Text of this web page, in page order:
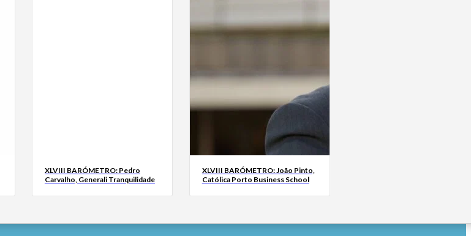
XLVIII BARÓMETRO: Pedro
Carvalho, Generali Tranquilidade
XLVIII BARÓMETRO: João Pinto,
Católica Porto Business School